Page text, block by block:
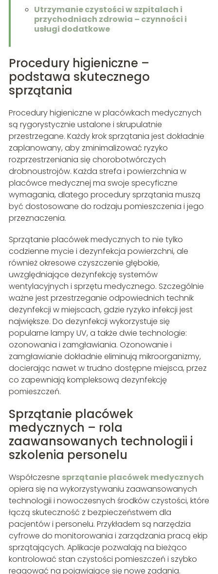
Utrzymanie czystości w szpitalach i
przychodniach zdrowia – czynności i
usługi dodatkowe
Procedury higieniczne –
podstawa skutecznego
sprzątania
Procedury higieniczne w placówkach medycznych
są rygorystycznie ustalone i skrupulatnie
przestrzegane. Każdy krok sprzątania jest dokładnie
zaplanowany, aby zminimalizować ryzyko
rozprzestrzeniania się chorobotwórczych
drobnoustrojów. Każda strefa i powierzchnia w
placówce medycznej ma swoje specyficzne
wymagania, dlatego procedury sprzątania muszą
być dostosowane do rodzaju pomieszczenia i jego
przeznaczenia.
Sprzątanie placówek medycznych to nie tylko
codzienne mycie i dezynfekcja powierzchni, ale
również okresowe czyszczenie głębokie,
uwzględniające dezynfekcję systemów
wentylacyjnych i sprzętu medycznego. Szczególnie
ważne jest przestrzeganie odpowiednich technik
dezynfekcji w miejscach, gdzie ryzyko infekcji jest
największe. Do dezynfekcji wykorzystuje się
popularne lampy UV, a także dwie technologie:
ozonowania i zamgławiania. Ozonowanie i
zamgławianie dokładnie eliminują mikroorganizmy,
docierając nawet w trudno dostępne miejsca, przez
co zapewniają kompleksową dezynfekcję
pomieszczeń.
Sprzątanie placówek
medycznych – rola
zaawansowanych technologii i
szkolenia personelu
Współczesne sprzątanie placówek medycznych
opiera się na wykorzystywaniu zaawansowanych
technologii i nowoczesnych środków czystości, które
łączą skuteczność z bezpieczeństwem dla
pacjentów i personelu. Przykładem są narzędzia
cyfrowe do monitorowania i zarządzania pracą ekip
sprzątających. Aplikacje pozwalają na bieżąco
kontrolować stan czystości pomieszczeń i szybko
reagować na pojawiające się nowe zadania.